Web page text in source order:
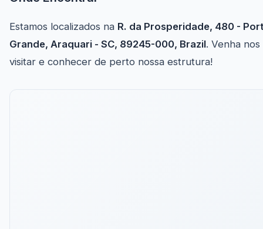
Estamos localizados na R. da Prosperidade, 480 -
Grande, Araquari - SC, 89245-000, Brazil. Venha nos
visitar e conhecer de perto nossa estrutura!